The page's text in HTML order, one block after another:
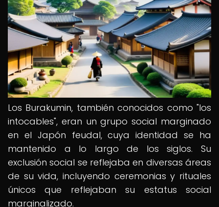
Los Burakumin, también conocidos como "los
intocables", eran un grupo social marginado
en el Japón feudal, cuya identidad se ha
mantenido a lo largo de los siglos. Su
exclusión social se reflejaba en diversas áreas
de su vida, incluyendo ceremonias y rituales
únicos que reflejaban su estatus social
marginalizado.